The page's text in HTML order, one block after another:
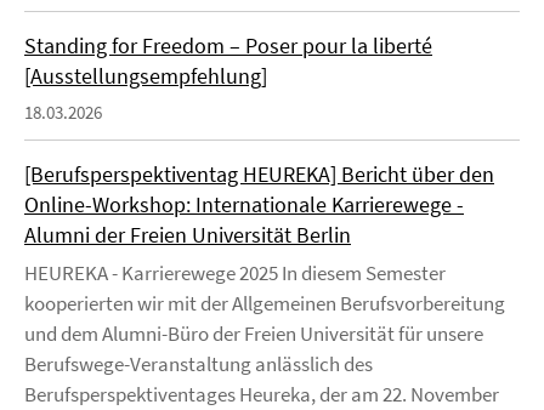
Standing for Freedom – Poser pour la liberté
[Ausstellungsempfehlung]
18.03.2026
[Berufsperspektiventag HEUREKA] Bericht über den
Online-Workshop: Internationale Karrierewege -
Alumni der Freien Universität Berlin
HEUREKA - Karrierewege 2025 In diesem Semester
kooperierten wir mit der Allgemeinen Berufsvorbereitung
und dem Alumni-Büro der Freien Universität für unsere
Berufswege-Veranstaltung anlässlich des
Berufsperspektiventages Heureka, der am 22. November